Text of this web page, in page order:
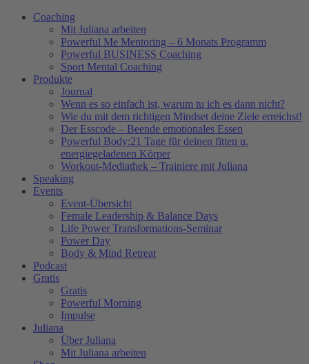
Coaching
Mit Juliana arbeiten
Powerful Me Mentoring – 6 Monats Programm
Powerful BUSINESS Coaching
Sport Mental Coaching
Produkte
Journal
Wenn es so einfach ist, warum tu ich es dann nicht?
Wie du mit dem richtigen Mindset deine Ziele erreichst!
Der Esscode – Beende emotionales Essen
Powerful Body:21 Tage für deinen fitten u.
energiegeladenen Körper
Workout-Mediathek – Trainiere mit Juliana
Speaking
Events
Event-Übersicht
Female Leadership & Balance Days
Life Power Transformations-Seminar
Power Day
Body & Mind Retreat
Podcast
Gratis
Gratis
Powerful Morning
Impulse
Juliana
Über Juliana
Mit Juliana arbeiten